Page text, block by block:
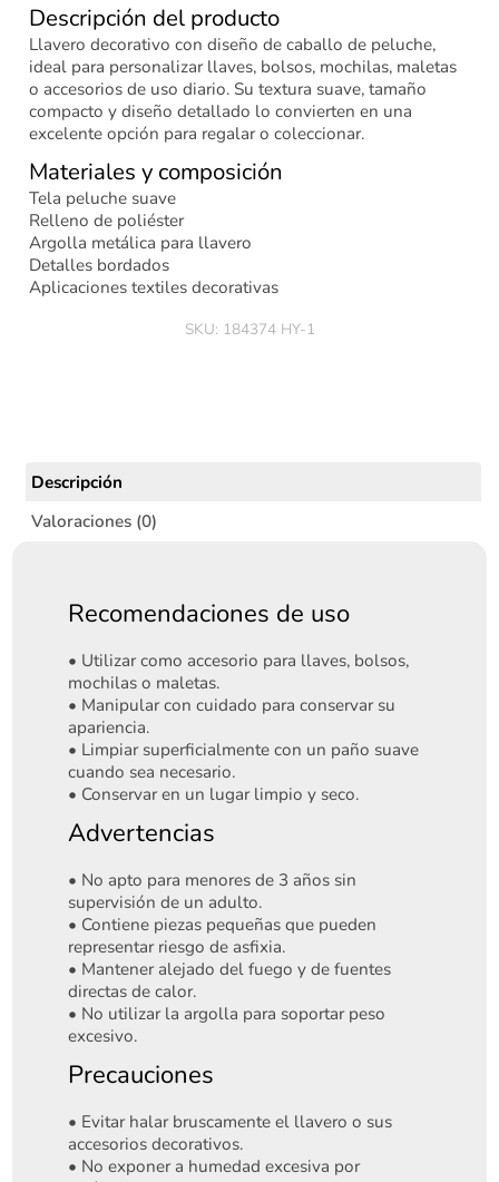
Descripción del producto
Llavero decorativo con diseño de caballo de peluche,
ideal para personalizar llaves, bolsos, mochilas, maletas
o accesorios de uso diario. Su textura suave, tamaño
compacto y diseño detallado lo convierten en una
excelente opción para regalar o coleccionar.
Materiales y composición
Tela peluche suave
Relleno de poliéster
Argolla metálica para llavero
Detalles bordados
Aplicaciones textiles decorativas
SKU: 184374 HY-1
Descripción
Valoraciones (0)
Recomendaciones de uso
• Utilizar como accesorio para llaves, bolsos,
mochilas o maletas.
• Manipular con cuidado para conservar su
apariencia.
• Limpiar superficialmente con un paño suave
cuando sea necesario.
• Conservar en un lugar limpio y seco.
Advertencias
• No apto para menores de 3 años sin
supervisión de un adulto.
• Contiene piezas pequeñas que pueden
representar riesgo de asfixia.
• Mantener alejado del fuego y de fuentes
directas de calor.
• No utilizar la argolla para soportar peso
excesivo.
Precauciones
• Evitar halar bruscamente el llavero o sus
accesorios decorativos.
• No exponer a humedad excesiva por